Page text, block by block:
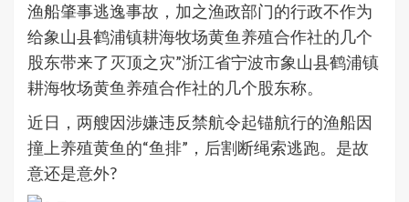
渔船肇事逃逸事故，加之渔政部门的行政不作为
给象山县鹤浦镇耕海牧场黄鱼养殖合作社的几个
股东带来了灭顶之灾”浙江省宁波市象山县鹤浦镇
耕海牧场黄鱼养殖合作社的几个股东称。
近日，两艘因涉嫌违反禁航令起锚航行的渔船因
撞上养殖黄鱼的“鱼排”，后割断绳索逃跑。是故
意还是意外?